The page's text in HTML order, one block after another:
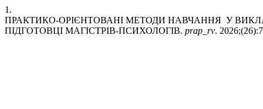
1.
ПРАКТИКО-ОРІЄНТОВАНІ МЕТОДИ НАВЧАННЯ У
ПІДГОТОВЦІ МАГІСТРІВ-ПСИХОЛОГІВ. prap_rv.